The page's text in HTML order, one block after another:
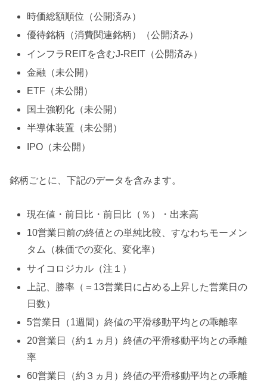
時価総額順位（公開済み）
優待銘柄（消費関連銘柄）（公開済み）
インフラREITを含むJ-REIT（公開済み）
金融（未公開）
ETF（未公開）
国土強靭化（未公開）
半導体装置（未公開）
IPO（未公開）
銘柄ごとに、下記のデータを含みます。
現在値・前日比・前日比（％）・出来高
10営業日前の終値との単純比較、すなわちモーメン
タム（株価での変化、変化率）
サイコロジカル（注１）
上記、勝率（＝13営業日に占める上昇した営業日の
日数）
5営業日（1週間）終値の平滑移動平均との乖離率
20営業日（約１ヵ月）終値の平滑移動平均との乖離
率
60営業日（約３ヵ月）終値の平滑移動平均との乖離